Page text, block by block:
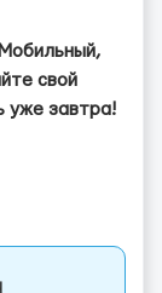
свой
уже завтра!